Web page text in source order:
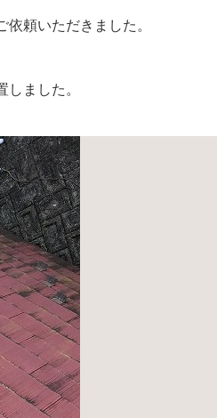
頼いただきました。
ました。